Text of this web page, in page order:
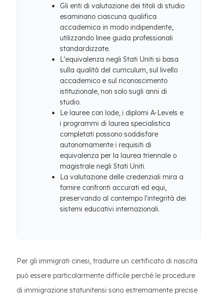
Gli enti di valutazione dei titoli di studio
esaminano ciascuna qualifica
accademica in modo indipendente,
utilizzando linee guida professionali
standardizzate.
L'equivalenza negli Stati Uniti si basa
sulla qualità del curriculum, sul livello
accademico e sul riconoscimento
istituzionale, non solo sugli anni di
studio.
Le lauree con lode, i diplomi A-Levels e
i programmi di laurea specialistica
completati possono soddisfare
autonomamente i requisiti di
equivalenza per la laurea triennale o
magistrale negli Stati Uniti.
La valutazione delle credenziali mira a
fornire confronti accurati ed equi,
preservando al contempo l'integrità dei
sistemi educativi internazionali.
Per gli immigrati cinesi, tradurre un certificato di nascita
può essere particolarmente difficile perché le procedure
di immigrazione statunitensi sono estremamente precise